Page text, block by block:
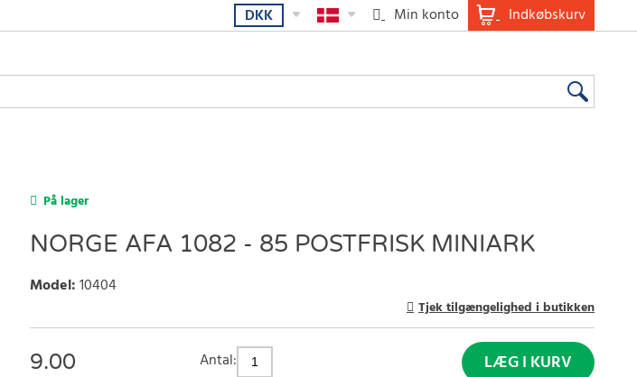
Indkøbskurv
Min konto
DKK
På lager
NORGE AFA 1082 - 85 POSTFRISK MINIARK
Model:10404
Tjek tilgængelighed i butikken
9.00 Antal: LÆG I KURV